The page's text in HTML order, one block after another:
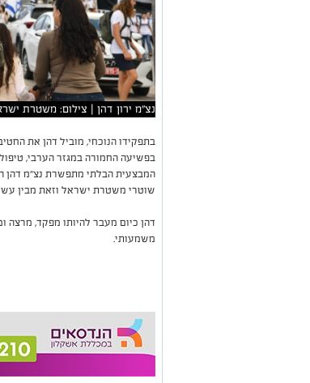
נצ"מ ירון דהן | צילום: משטרת
בתפקידו הנוכחי, מוביל דהן את
בפשיעה החמורה במגזר הערבי,
המבצעית הבלתי מתפשרת נצ״מ דהן
שוטרי משטרת ישראל וזאת מבין
דהן כיום מעבר להיותו מפקד, מרצה
משמעותי.